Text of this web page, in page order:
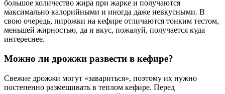
большое количество жира при жарке и получаются
максимально калорийными и иногда даже невкусными. В
свою очередь, пирожки на кефире отличаются тонким тестом,
меньшей жирностью, да и вкус, пожалуй, получается куда
интереснее.
Можно ли дрожжи развести в кефире?
Свежие дрожжи могут «завариться», поэтому их нужно
постепенно размешивать в теплом кефире. Перед